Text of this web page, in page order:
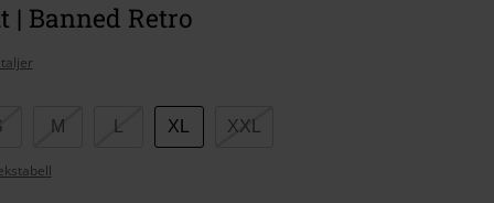
| Banned Retro
M XL XXL